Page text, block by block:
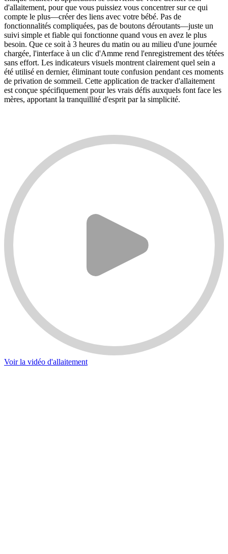
d'allaitement, pour que vous puissiez vous concentrer sur ce qui
compte le plus—créer des liens avec votre bébé. Pas de
fonctionnalités compliquées, pas de boutons déroutants—juste un
suivi simple et fiable qui fonctionne quand vous en avez le plus
besoin. Que ce soit à 3 heures du matin ou au milieu d'une journée
chargée, l'interface à un clic d'Amme rend l'enregistrement des tétées
sans effort. Les indicateurs visuels montrent clairement quel sein a
été utilisé en dernier, éliminant toute confusion pendant ces moments
de privation de sommeil. Cette application de tracker d'allaitement
est conçue spécifiquement pour les vrais défis auxquels font face les
mères, apportant la tranquillité d'esprit par la simplicité.
Voir la vidéo d'allaitement